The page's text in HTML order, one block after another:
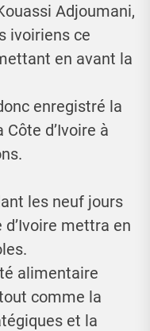
Adjoumani,
ivoiriens ce
en avant la
enregistré la
d’Ivoire à
les neuf jours
mettra en
alimentaire
comme la
et la